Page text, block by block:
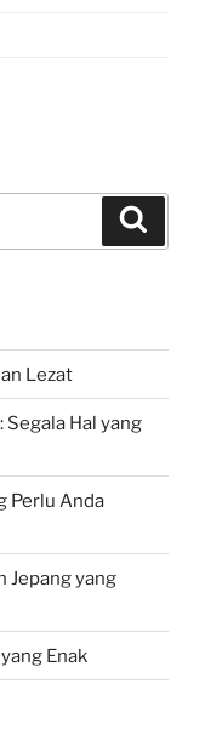
Lezat
Hal yang
Perlu Anda
Jepang yang
Enak